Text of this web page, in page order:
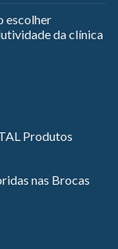
escolher
da clínica
Produtos
nas Brocas